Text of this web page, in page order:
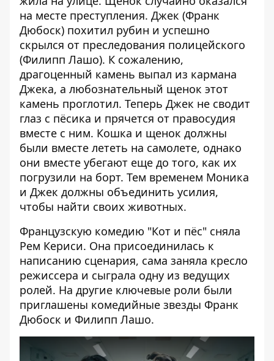
на месте преступления. Джек (Франк
Дюбоск) похитил рубин и успешно
скрылся от преследования полицейского
(Филипп Лашо). К сожалению,
драгоценный камень выпал из кармана
Джека, а любознательный щенок этот
камень проглотил. Теперь Джек не сводит
глаз с пёсика и прячется от правосудия
вместе с ним. Кошка и щенок должны
были вместе лететь на самолете, однако
они вместе убегают еще до того, как их
погрузили на борт. Тем временем Моника
и Джек должны объединить усилия,
чтобы найти своих животных.
Французскую комедию "Кот и пёс" сняла
Рем Кериси. Она присоединилась к
написанию сценария, сама заняла кресло
режиссера и сыграла одну из ведущих
ролей. На другие ключевые роли были
приглашены комедийные звезды Франк
Дюбоск и Филипп Лашо.